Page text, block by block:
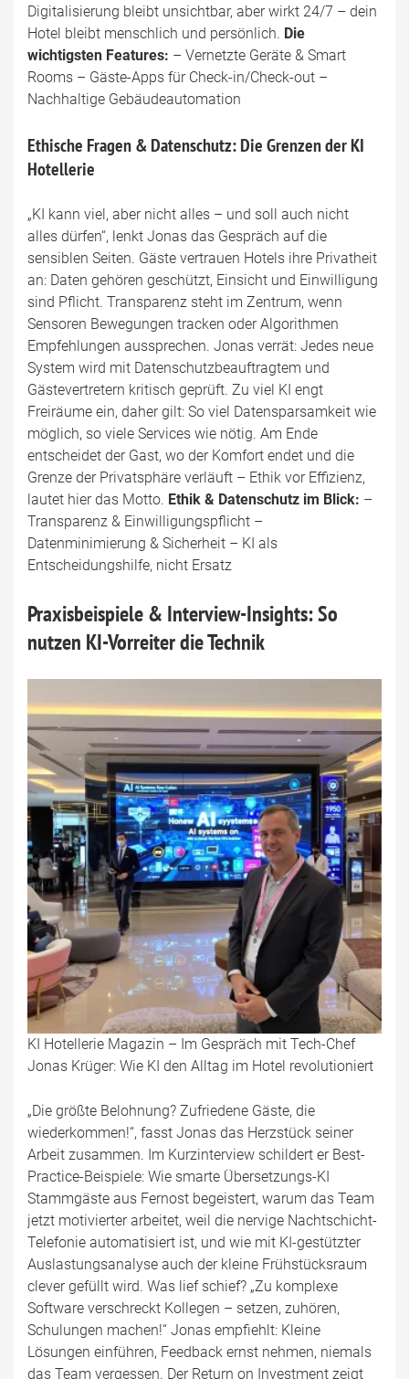
Digitalisierung bleibt unsichtbar, aber wirkt 24/7 – dein
Hotel bleibt menschlich und persönlich. Die
wichtigsten Features: – Vernetzte Geräte & Smart
Rooms – Gäste-Apps für Check-in/Check-out –
Nachhaltige Gebäudeautomation
Ethische Fragen & Datenschutz: Die Grenzen der KI
Hotellerie
„KI kann viel, aber nicht alles – und soll auch nicht
alles dürfen“, lenkt Jonas das Gespräch auf die
sensiblen Seiten. Gäste vertrauen Hotels ihre Privatheit
an: Daten gehören geschützt, Einsicht und Einwilligung
sind Pflicht. Transparenz steht im Zentrum, wenn
Sensoren Bewegungen tracken oder Algorithmen
Empfehlungen aussprechen. Jonas verrät: Jedes neue
System wird mit Datenschutzbeauftragtem und
Gästevertretern kritisch geprüft. Zu viel KI engt
Freiräume ein, daher gilt: So viel Datensparsamkeit wie
möglich, so viele Services wie nötig. Am Ende
entscheidet der Gast, wo der Komfort endet und die
Grenze der Privatsphäre verläuft – Ethik vor Effizienz,
lautet hier das Motto. Ethik & Datenschutz im Blick: –
Transparenz & Einwilligungspflicht –
Datenminimierung & Sicherheit – KI als
Entscheidungshilfe, nicht Ersatz
Praxisbeispiele & Interview-Insights: So
nutzen KI-Vorreiter die Technik
KI Hotellerie Magazin – Im Gespräch mit Tech-Chef
Jonas Krüger: Wie KI den Alltag im Hotel revolutioniert
„Die größte Belohnung? Zufriedene Gäste, die
wiederkommen!“, fasst Jonas das Herzstück seiner
Arbeit zusammen. Im Kurzinterview schildert er Best-
Practice-Beispiele: Wie smarte Übersetzungs-KI
Stammgäste aus Fernost begeistert, warum das Team
jetzt motivierter arbeitet, weil die nervige Nachtschicht-
Telefonie automatisiert ist, und wie mit KI-gestützter
Auslastungsanalyse auch der kleine Frühstücksraum
clever gefüllt wird. Was lief schief? „Zu komplexe
Software verschreckt Kollegen – setzen, zuhören,
Schulungen machen!“ Jonas empfiehlt: Kleine
Lösungen einführen, Feedback ernst nehmen, niemals
das Team vergessen. Der Return on Investment zeigt